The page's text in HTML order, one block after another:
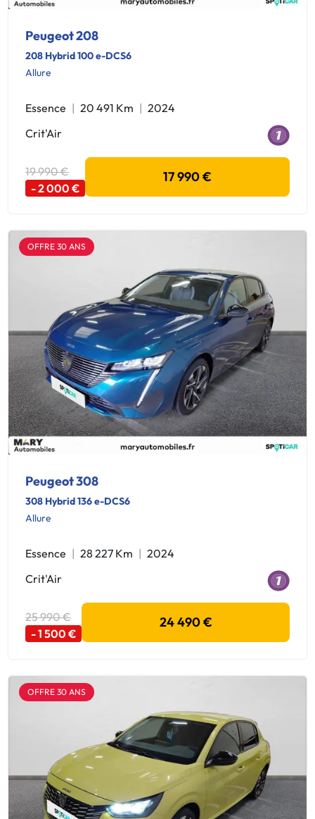
Peugeot 208
208 Hybrid 100 e-DCS6
Allure
Essence 20 491 Km
2024
Crit'Air
19 990 €
- 2 000 €
17 990 €
OFFRE 30 ANS
Peugeot 308
308 Hybrid 136 e-DCS6
Allure
Essence 28 227 Km
2024
Crit'Air
25 990 €
- 1 500 €
24 490 €
OFFRE 30 ANS